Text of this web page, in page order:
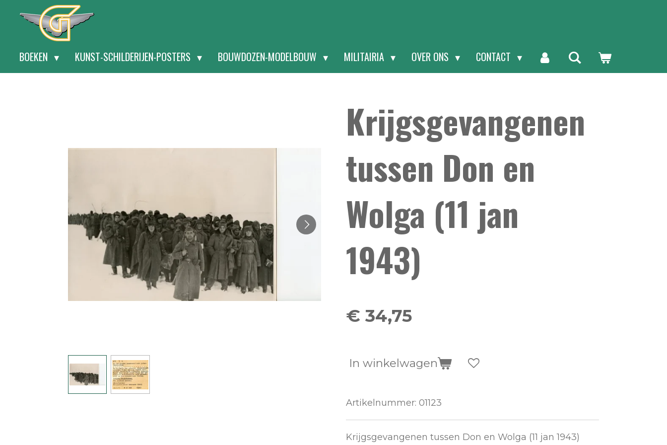
hoofdinhoud
BOEKEN KUNST-SCHILDERIJEN-POSTERS BOUWDOZEN-MODELBOUW MILITAIRIA OVER ONS CONTACT
Krijgsgevangenen
tussen Don en
Wolga (11 jan
1943)
€ 34,75
In winkelwagen
Artikelnummer: 01123
Krijgsgevangenen tussen Don en Wolga (11 jan 1943)